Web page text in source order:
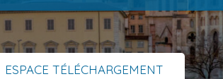
ESPACE TÉLÉCHARGEMENT